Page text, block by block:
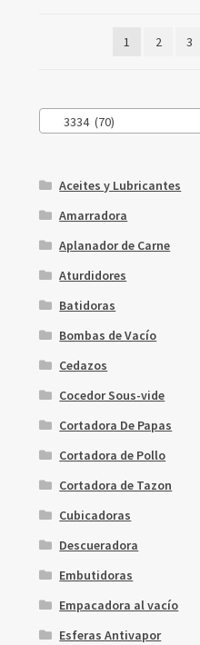
1 2 3
3334 (70)
Aceites y Lubricantes
Amarradora
Aplanador de Carne
Aturdidores
Batidoras
Bombas de Vacío
Cedazos
Cocedor Sous-vide
Cortadora De Papas
Cortadora de Pollo
Cortadora de Tazon
Cubicadoras
Descueradora
Embutidoras
Empacadora al vacío
Esferas Antivapor